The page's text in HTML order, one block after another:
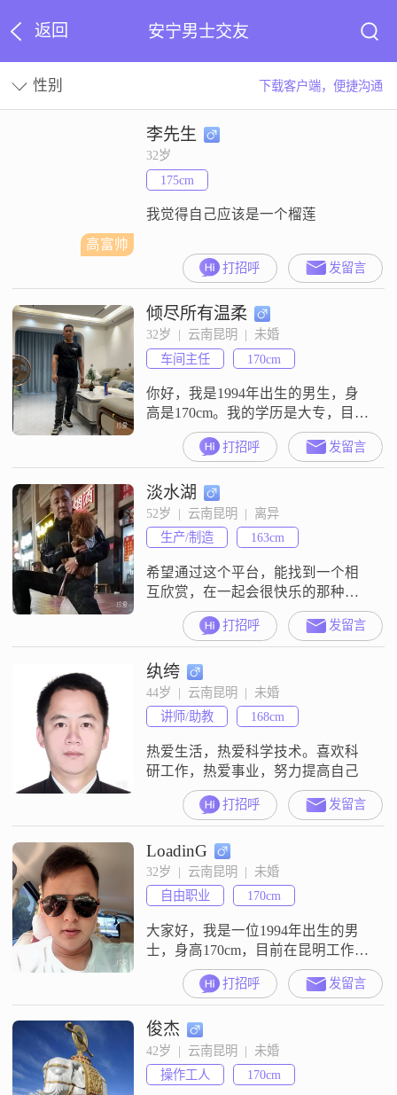
返回 安宁男士交友
性别 下载客户端，便捷沟通
高富帅
李先生
32岁
175cm
我觉得自己应该是一个榴莲
打招呼 发留言
倾尽所有温柔
32岁  |  云南昆明  |  未婚
车间主任
170cm
你好，我是1994年出生的男生，身
高是170cm。我的学历是大专，目前
的工作地在昆明，每个月收入在
8001到12000元之间。性格方面，我
是一个稳重可靠的人，同时责任感
也比较强。平时表现自信果断，做
事成熟稳重。对待家庭，我始终把
家庭放在很重要的位置，家人对我
而言是很重要的人。我和人相处起
来比较随和，容易相处。在生活
里，
打招呼 发留言
淡水湖
52岁  |  云南昆明  |  离异
生产/制造
163cm
希望通过这个平台，能找到一个相
互欣赏，在一起会很快乐的那种，
其他都不重要。
打招呼 发留言
纨绔
44岁  |  云南昆明  |  未婚
讲师/助教
168cm
热爱生活，热爱科学技术。喜欢科
研工作，热爱事业，努力提高自己
打招呼 发留言
LoadinG
32岁  |  云南昆明  |  未婚
自由职业
170cm
大家好，我是一位1994年出生的男
士，身高170cm，目前在昆明工作，
月收入在5001到8000元之间
##3002##我的学历是中专，虽然不
是很高，但我一直在努力提升自己
##3002##性格方面，我自认为是一
个稳重可靠的人，做事认真负责，
不会轻易放弃##3002##我对待生活
乐观积极，即使遇到困难也会积极
打招呼 发留言
俊杰
42岁  |  云南昆明  |  未婚
操作工人
170cm